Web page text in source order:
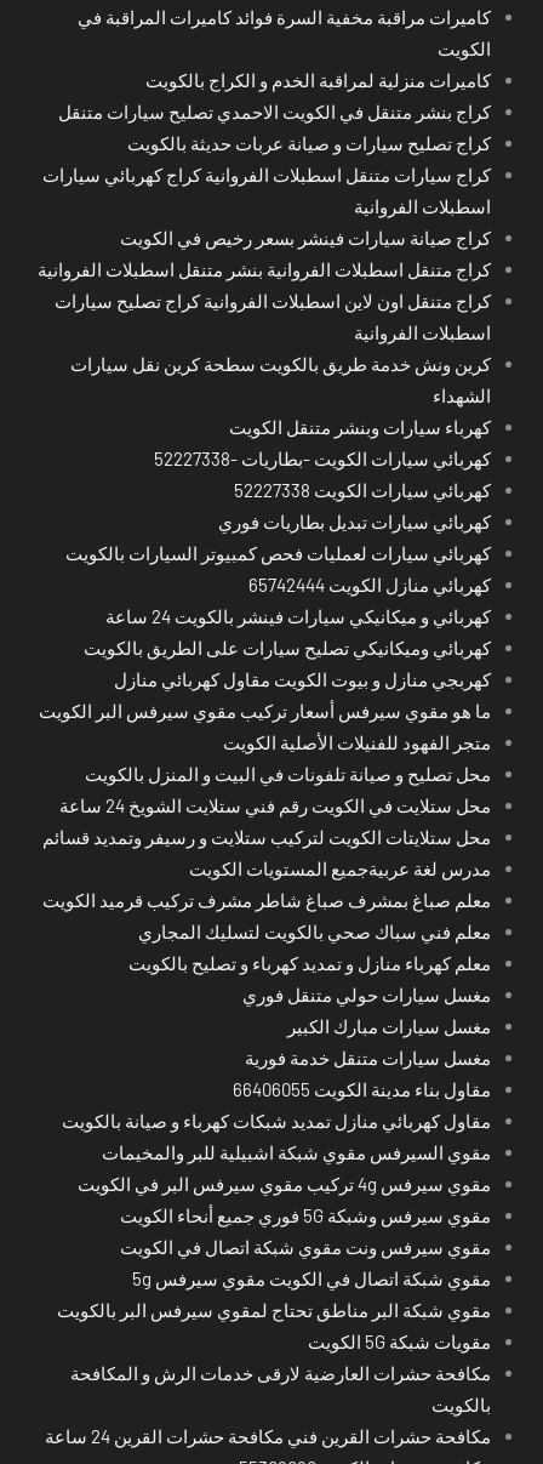
كاميرات مراقبة مخفية السرة فوائد كاميرات المراقبة في
الكويت
كاميرات منزلية لمراقبة الخدم و الكراج بالكويت
كراج بنشر متنقل في الكويت الاحمدي تصليح سيارات متنقل
كراج تصليح سيارات و صيانة عربات حديثة بالكويت
كراج سيارات متنقل اسطبلات الفروانية كراج كهربائي سيارات
اسطبلات الفروانية
كراج صيانة سيارات فينشر بسعر رخيص في الكويت
كراج متنقل اسطبلات الفروانية بنشر متنقل اسطبلات الفروانية
كراج متنقل اون لاين اسطبلات الفروانية كراج تصليح سيارات
اسطبلات الفروانية
كرين ونش خدمة طريق بالكويت سطحة كرين نقل سيارات
الشهداء
كهرباء سيارات وبنشر متنقل الكويت
كهربائي سيارات الكويت -بطاريات -52227338
كهربائي سيارات الكويت 52227338
كهربائي سيارات تبديل بطاريات فوري
كهربائي سيارات لعمليات فحص كمبيوتر السيارات بالكويت
كهربائي منازل الكويت 65742444
كهربائي و ميكانيكي سيارات فينشر بالكويت 24 ساعة
كهربائي وميكانيكي تصليح سيارات على الطريق بالكويت
كهربجي منازل و بيوت الكويت مقاول كهربائي منازل
ما هو مقوي سيرفس أسعار تركيب مقوي سيرفس البر الكويت
متجر الفهود للفنيلات الأصلية الكويت
محل تصليح و صيانة تلفونات في البيت و المنزل بالكويت
محل ستلايت في الكويت رقم فني ستلايت الشويخ 24 ساعة
محل ستلايتات الكويت لتركيب ستلايت و رسيفر وتمديد قسائم
مدرس لغة عربيةجميع المستويات الكويت
معلم صباغ بمشرف صباغ شاطر مشرف تركيب قرميد الكويت
معلم فني سباك صحي بالكويت لتسليك المجاري
معلم كهرباء منازل و تمديد كهرباء و تصليح بالكويت
مغسل سيارات حولي متنقل فوري
مغسل سيارات مبارك الكبير
مغسل سيارات متنقل خدمة فورية
مقاول بناء مدينة الكويت 66406055
مقاول كهربائي منازل تمديد شبكات كهرباء و صيانة بالكويت
مقوي السيرفس مقوي شبكة اشبيلية للبر والمخيمات
مقوي سيرفس 4g تركيب مقوي سيرفس البر في الكويت
مقوي سيرفس وشبكة 5G فوري جميع أنحاء الكويت
مقوي سيرفس ونت مقوي شبكة اتصال في الكويت
مقوي شبكة اتصال في الكويت مقوي سيرفس 5g
مقوي شبكة البر مناطق تحتاج لمقوي سيرفس البر بالكويت
مقويات شبكة 5G الكويت
مكافحة حشرات العارضية لارقى خدمات الرش و المكافحة
بالكويت
مكافحة حشرات القرين فني مكافحة حشرات القرين 24 ساعة